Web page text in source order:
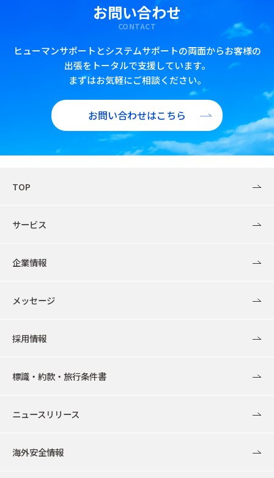
お問い合わせ
CONTACT
ヒューマンサポートとシステムサポートの両面からお客様の
出張をトータルで支援しています。
まずはお気軽にご相談ください。
お問い合わせはこちら
TOP
サービス
企業情報
メッセージ
採用情報
標識・約款・旅行条件書
ニュースリリース
海外安全情報